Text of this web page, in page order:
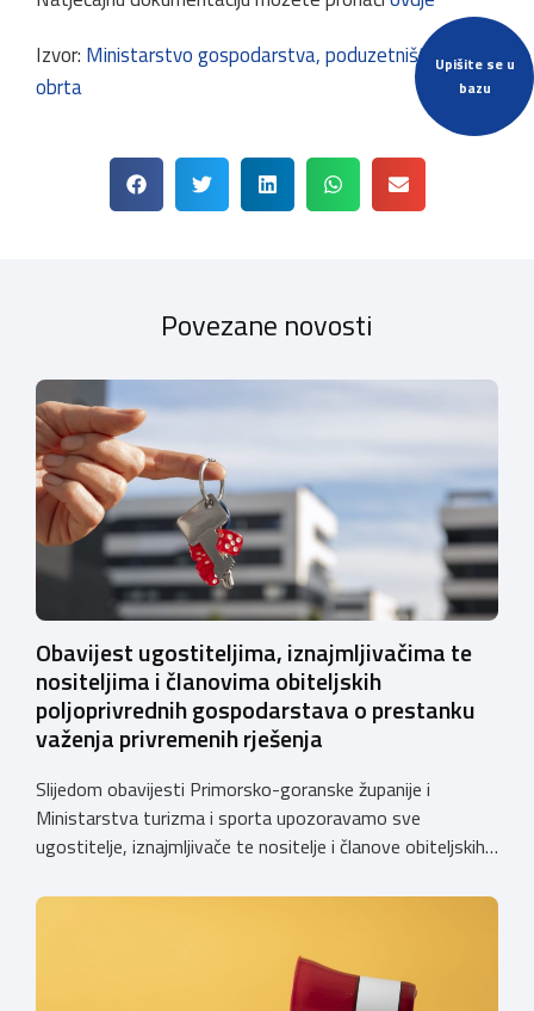
Upišite se u
bazu
Izvor: Ministarstvo gospodarstva, poduzetništva i
obrta
Povezane novosti
Obavijest ugostiteljima, iznajmljivačima te
nositeljima i članovima obiteljskih
poljoprivrednih gospodarstava o prestanku
važenja privremenih rješenja
Slijedom obavijesti Primorsko-goranske županije i
Ministarstva turizma i sporta upozoravamo sve
ugostitelje, iznajmljivače te nositelje i članove obiteljskih
privremenih rješenja izdanih sukladno Zakonu o
1. siječnja 2025. godine više ne mogu podnositi novi
zahtjevi za izdavanje privremenih rješenja, dok već izdana